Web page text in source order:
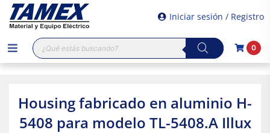
Iniciar sesión / Registro
Búsqueda
de
productos
0
Housing fabricado en aluminio H-
5408 para modelo TL-5408.A Illux